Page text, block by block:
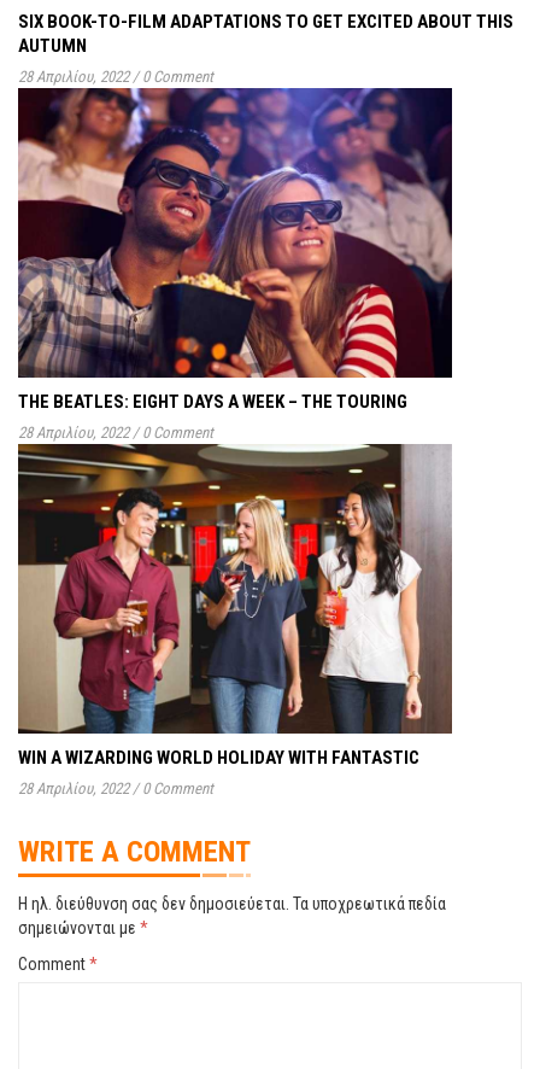
SIX BOOK-TO-FILM ADAPTATIONS TO GET EXCITED ABOUT THIS
AUTUMN
28 Απριλίου, 2022 / 0 Comment
THE BEATLES: EIGHT DAYS A WEEK – THE TOURING
28 Απριλίου, 2022 / 0 Comment
WIN A WIZARDING WORLD HOLIDAY WITH FANTASTIC
28 Απριλίου, 2022 / 0 Comment
WRITE A COMMENT
Η ηλ. διεύθυνση σας δεν δημοσιεύεται. Τα υποχρεωτικά πεδία
σημειώνονται με *
Comment*